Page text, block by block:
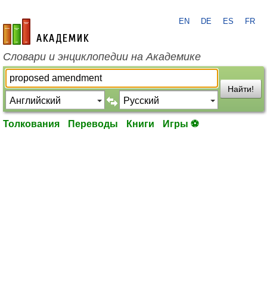
academic.ru
EN DE ES FR
Словари и энциклопедии на Академике
Найти!
Толкования Переводы Книги Игры ⚽